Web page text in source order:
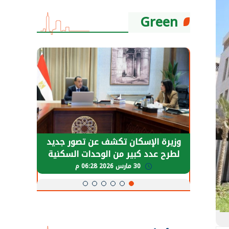
Green
دولي وزيرة الإسكان تكشف عن تصور جديد
لطرح عدد كبير من الوحدات السكنية
بنظام الإيجار